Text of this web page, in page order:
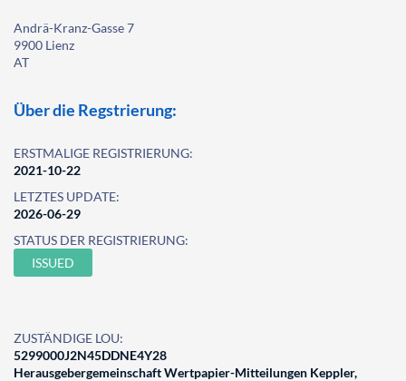
Andrä-Kranz-Gasse 7
9900 Lienz
AT
Über die Regstrierung:
ERSTMALIGE REGISTRIERUNG:
2021-10-22
LETZTES UPDATE:
2026-06-29
STATUS DER REGISTRIERUNG:
ISSUED
ZUSTÄNDIGE LOU:
5299000J2N45DDNE4Y28
Herausgebergemeinschaft Wertpapier-Mitteilungen Keppler,